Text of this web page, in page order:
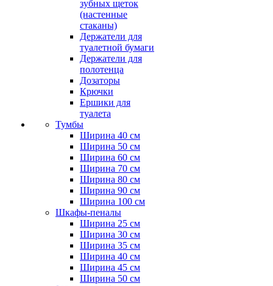
зубных щеток
(настенные
стаканы)
Держатели для
туалетной бумаги
Держатели для
полотенца
Дозаторы
Крючки
Ершики для
туалета
Тумбы
Ширина 40 см
Ширина 50 см
Ширина 60 см
Ширина 70 см
Ширина 80 см
Ширина 90 см
Ширина 100 см
Шкафы-пеналы
Ширина 25 см
Ширина 30 см
Ширина 35 см
Ширина 40 см
Ширина 45 см
Ширина 50 см